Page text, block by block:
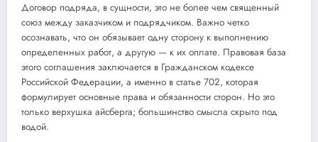
Договор подряда, в сущности, это не более чем священный
союз между заказчиком и подрядчиком. Важно четко
осознавать, что он обязывает одну сторону к выполнению
определенных работ, а другую — к их оплате. Правовая база
этого соглашения заключается в Гражданском кодексе
Российской Федерации, а именно в статье 702, которая
формулирует основные права и обязанности сторон. Но это
только верхушка айсберга; большинство смысла скрыто под
водой.